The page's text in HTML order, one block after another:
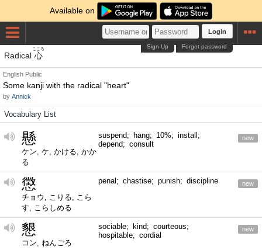
Available on
Login
Forgot password
Sign Up
Radical 心
こころ
English Public
Some kanji with the radical "heart"
by Annick
Vocabulary List
懸
ケン, ケ, かける, かか
る
suspend; hang; 10%; install;
depend; consult
new
懲
チョウ, こりる, こら
す, こらしめる
penal; chastise; punish; discipline new
懇
コン, ねんごろ
sociable; kind; courteous;
hospitable; cordial
new